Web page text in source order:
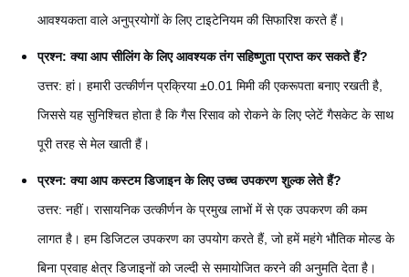
आवश्यकता वाले अनुप्रयोगों के लिए टाइटेनियम की सिफारिश करते हैं।
प्रश्न: क्या आप सीलिंग के लिए आवश्यक तंग सहिष्णुता प्राप्त कर सकते हैं?
उत्तर: हां। हमारी उत्कीर्णन प्रक्रिया ±0.01 मिमी की एकरूपता बनाए रखती है,
जिससे यह सुनिश्चित होता है कि गैस रिसाव को रोकने के लिए प्लेटें गैसकेट के साथ
पूरी तरह से मेल खाती हैं।
प्रश्न: क्या आप कस्टम डिजाइन के लिए उच्च उपकरण शुल्क लेते हैं?
उत्तर: नहीं। रासायनिक उत्कीर्णन के प्रमुख लाभों में से एक उपकरण की कम
लागत है। हम डिजिटल उपकरण का उपयोग करते हैं, जो हमें महंगे भौतिक मोल्ड के
बिना प्रवाह क्षेत्र डिजाइनों को जल्दी से समायोजित करने की अनुमति देता है।